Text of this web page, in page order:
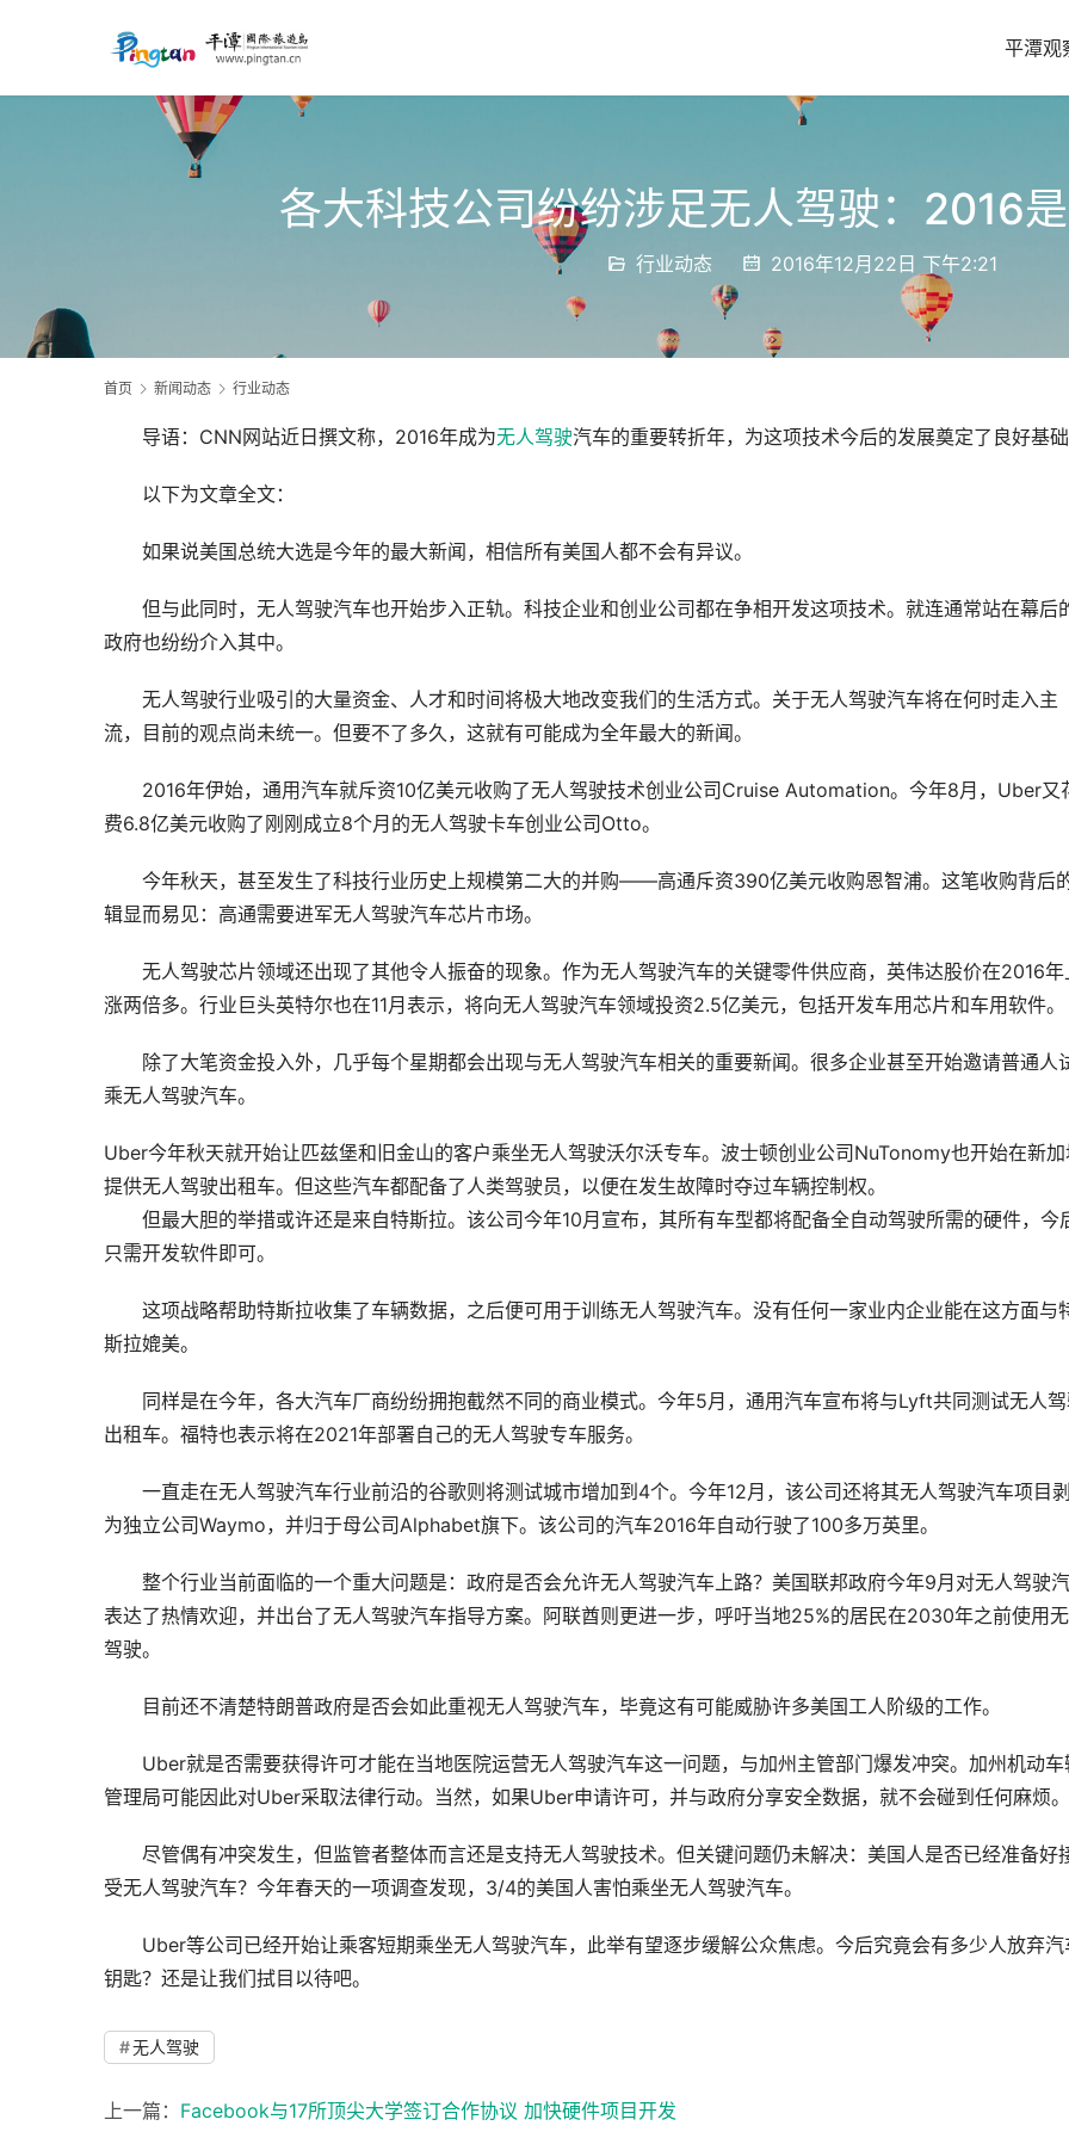
平潭观
各大科技公司纷纷涉足无人驾驶：2016
行业动态 2016年12月22日 下午2:21
首页 新闻动态 行业动态
导语：CNN网站近日撰文称，2016年成为无人驾驶汽车的重要转折年，为这项技术今后的发展奠定了良好基础
以下为文章全文：
如果说美国总统大选是今年的最大新闻，相信所有美国人都不会有异议。
但与此同时，无人驾驶汽车也开始步入正轨。科技企业和创业公司都在争相开发这项技术。就连通常站在幕后
政府也纷纷介入其中。
无人驾驶行业吸引的大量资金、人才和时间将极大地改变我们的生活方式。关于无人驾驶汽车将在何时走入主
流，目前的观点尚未统一。但要不了多久，这就有可能成为全年最大的新闻。
2016年伊始， 通用汽车就斥资10亿美元收购了无人驾驶技术创业公司Cruise Automation。今年8月，Uber又
费6.8亿美元收购了刚刚成立8个月的无人驾驶卡车创业公司Otto。
今年秋天，甚至发生了科技行业历史上规模第二大的并购——高通斥资390亿美元收购恩智浦。这笔收购背后
辑显而易见：高通需要进军无人驾驶汽车芯片市场。
无人驾驶芯片领域还出现了其他令人振奋的现象。作为无人驾驶汽车的关键零件供应商，英伟达股价在2016年
涨两倍多。行业巨头英特尔也在11月表示，将向无人驾驶汽车领域投资2.5亿美元，包括开发车用芯片和车用软件。
除了大笔资金投入外，几乎每个星期都会出现与无人驾驶汽车相关的重要新闻。很多企业甚至开始邀请普通人
乘无人驾驶汽车。
Uber今年秋天就开始让匹兹堡和旧金山的客户乘坐无人驾驶沃尔沃专车。波士顿创业公司NuTonomy也开始在新
提供无人驾驶出租车。但这些汽车都配备了人类驾驶员，以便在发生故障时夺过车辆控制权。
但最大胆的举措或许还是来自特斯拉。该公司今年10月宣布，其所有车型都将配备全自动驾驶所需的硬件，今
只需开发软件即可。
这项战略帮助特斯拉收集了车辆数据，之后便可用于训练无人驾驶汽车。没有任何一家业内企业能在这方面与
斯拉媲美。
同样是在今年，各大汽车厂商纷纷拥抱截然不同的商业模式。今年5月，通用汽车宣布将与Lyft共同测试无人
出租车。福特也表示将在2021年部署自己的无人驾驶专车服务。
一直走在无人驾驶汽车行业前沿的谷歌则将测试城市增加到4个。今年12月，该公司还将其无人驾驶汽车项目
为独立公司Waymo，并归于母公司Alphabet旗下。该公司的汽车2016年自动行驶了100多万英里。
整个行业当前面临的一个重大问题是：政府是否会允许无人驾驶汽车上路？美国联邦政府今年9月对无人驾驶
表达了热情欢迎，并出台了无人驾驶汽车指导方案。阿联酋则更进一步，呼吁当地25%的居民在2030年之前使用
驾驶。
目前还不清楚特朗普政府是否会如此重视无人驾驶汽车，毕竟这有可能威胁许多美国工人阶级的工作。
Uber就是否需要获得许可才能在当地医院运营无人驾驶汽车这一问题，与加州主管部门爆发冲突。加州机动车
管理局可能因此对Uber采取法律行动。当然，如果Uber申请许可，并与政府分享安全数据，就不会碰到任何麻烦。
尽管偶有冲突发生，但监管者整体而言还是支持无人驾驶技术。但关键问题仍未解决：美国人是否已经准备好
受无人驾驶汽车？今年春天的一项调查发现，3/4的美国人害怕乘坐无人驾驶汽车。
Uber等公司已经开始让乘客短期乘坐无人驾驶汽车，此举有望逐步缓解公众焦虑。今后究竟会有多少人放弃汽
钥匙？还是让我们拭目以待吧。
无人驾驶
上一篇： Facebook与17所顶尖大学签订合作协议 加快硬件项目开发